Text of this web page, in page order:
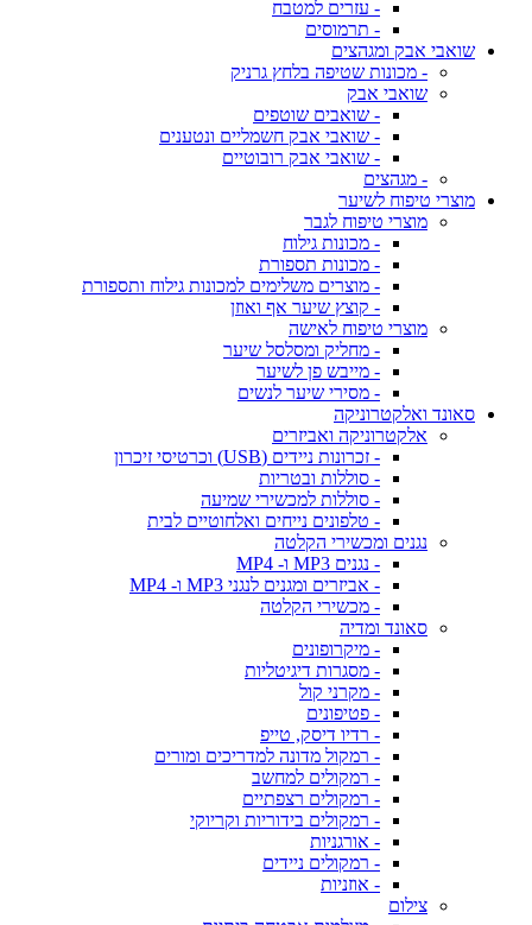
- עזרים למטבח
- תרמוסים
שואבי אבק ומגהצים
- מכונות שטיפה בלחץ גרניק
שואבי אבק
- שואבים שוטפים
- שואבי אבק חשמליים ונטענים
- שואבי אבק רובוטיים
- מגהצים
מוצרי טיפוח לשיער
מוצרי טיפוח לגבר
- מכונות גילוח
- מכונות תספורת
- מוצרים משלימים למכונות גילוח ותספורת
- קוצץ שיער אף ואוזן
מוצרי טיפוח לאישה
- מחליק ומסלסל שיער
- מייבש פן לשיער
- מסירי שיער לנשים
סאונד ואלקטרוניקה
אלקטרוניקה ואביזרים
- זכרונות ניידים (USB) וכרטיסי זיכרון
- סוללות ובטריות
- סוללות למכשירי שמיעה
- טלפונים נייחים ואלחוטיים לבית
נגנים ומכשירי הקלטה
- נגנים MP3 ו- MP4
- אביזרים ומגנים לנגני MP3 ו- MP4
- מכשירי הקלטה
סאונד ומדיה
- מיקרופונים
- מסגרות דיגיטליות
- מקרני קול
- פטיפונים
- רדיו דיסק, טייפ
- רמקול מדונה למדריכים ומורים
- רמקולים למחשב
- רמקולים רצפתיים
- רמקולים בידוריות וקריוקי
- אורגניות
- רמקולים ניידים
- אוזניות
צילום